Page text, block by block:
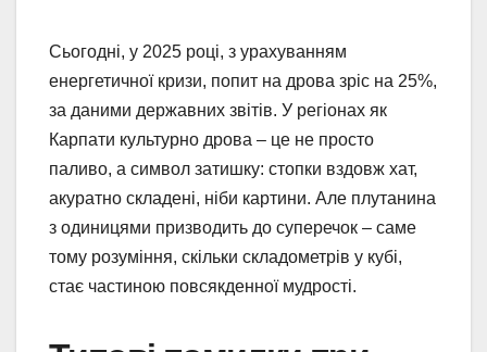
Сьогодні, у 2025 році, з урахуванням
енергетичної кризи, попит на дрова зріс на 25%,
за даними державних звітів. У регіонах як
Карпати культурно дрова – це не просто
паливо, а символ затишку: стопки вздовж хат,
акуратно складені, ніби картини. Але плутанина
з одиницями призводить до суперечок – саме
тому розуміння, скільки складометрів у кубі,
стає частиною повсякденної мудрості.